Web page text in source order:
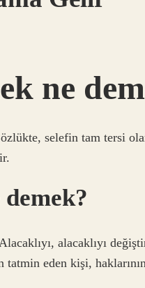
ne
selefin tam tersi
alacaklıyı
eden kişi,